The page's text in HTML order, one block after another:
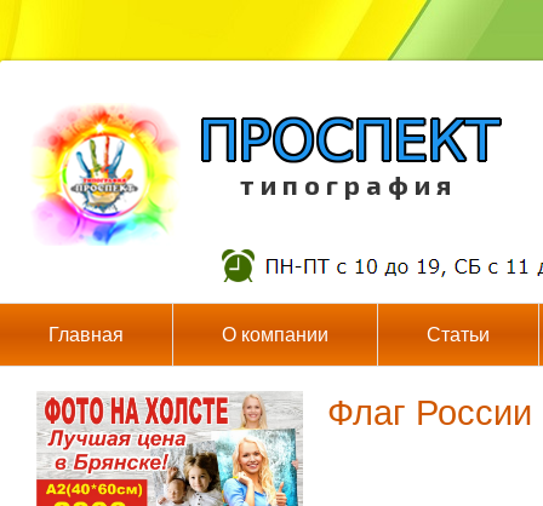
т и п о г р а ф и я
Главная О компании Статьи
Флаг России